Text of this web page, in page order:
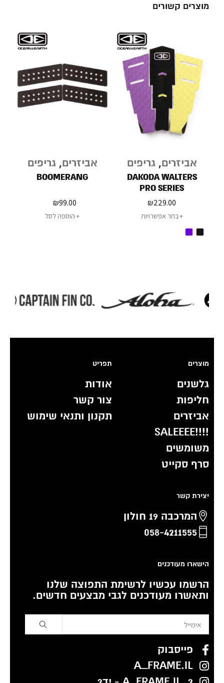
מוצרים קשורים
אביזרים, גריפים
BOOMERANG
₪99.00
הוספה לסל
אביזרים, גריפים
DAKODA WALTERS
PRO SERIES
₪229.00
בחר אפשרויות
מוצרים
גלשנים
חליפות
אביזרים
!!!!SALEEEE
משומשים
סרף סקייט
תפריט
אודות
צור קשר
תקנון ותנאי שימוש
יצירת קשר
המרכבה 19 חולון
058-4211555
הישארו מעודכנים
הרשמו עכשיו לרשימת התפוצה שלנו
ותאשרו מעודכנים לגבי מבצעים חדשים.
פייסבוק
A_FRAME.IL